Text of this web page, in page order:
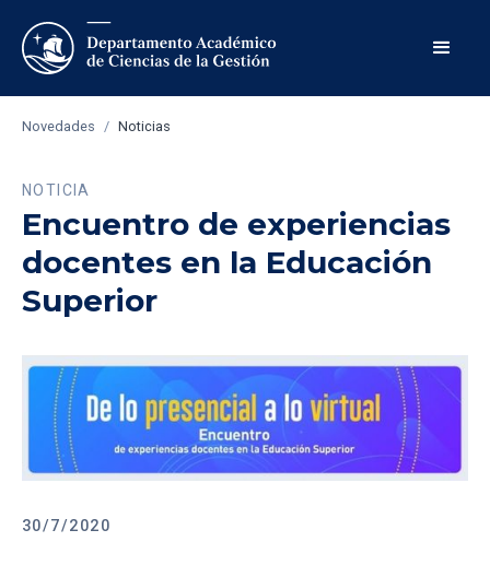
Novedades / Noticias
NOTICIA
Encuentro de experiencias
docentes en la Educación
Superior
30/7/2020